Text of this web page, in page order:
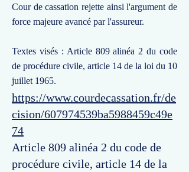
Cour de cassation rejette ainsi l'argument de
force majeure avancé par l'assureur.
Textes visés : Article 809 alinéa 2 du code
de procédure civile, article 14 de la loi du 10
juillet 1965.
https://www.courdecassation.fr/de
cision/607974539ba5988459c49e
74
Article 809 alinéa 2 du code de
procédure civile, article 14 de la